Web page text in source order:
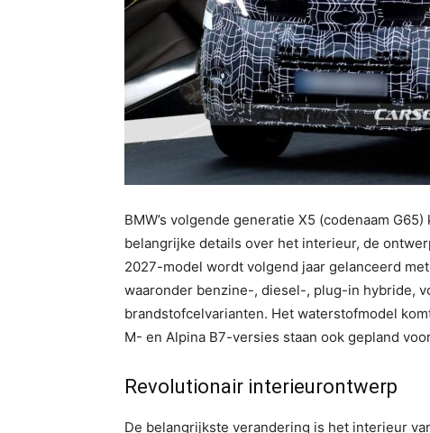
BMW’s volgende generatie X5 (codenaam
belangrijke details over het interieur, de
2027-model wordt volgend jaar gelanceerd
waaronder benzine-, diesel-, plug-in hybride,
brandstofcelvarianten. Het waterstofmodel
M- en Alpina B7-versies staan ook gepland
Revolutionair interieurontwerp
De belangrijkste verandering is het interieur